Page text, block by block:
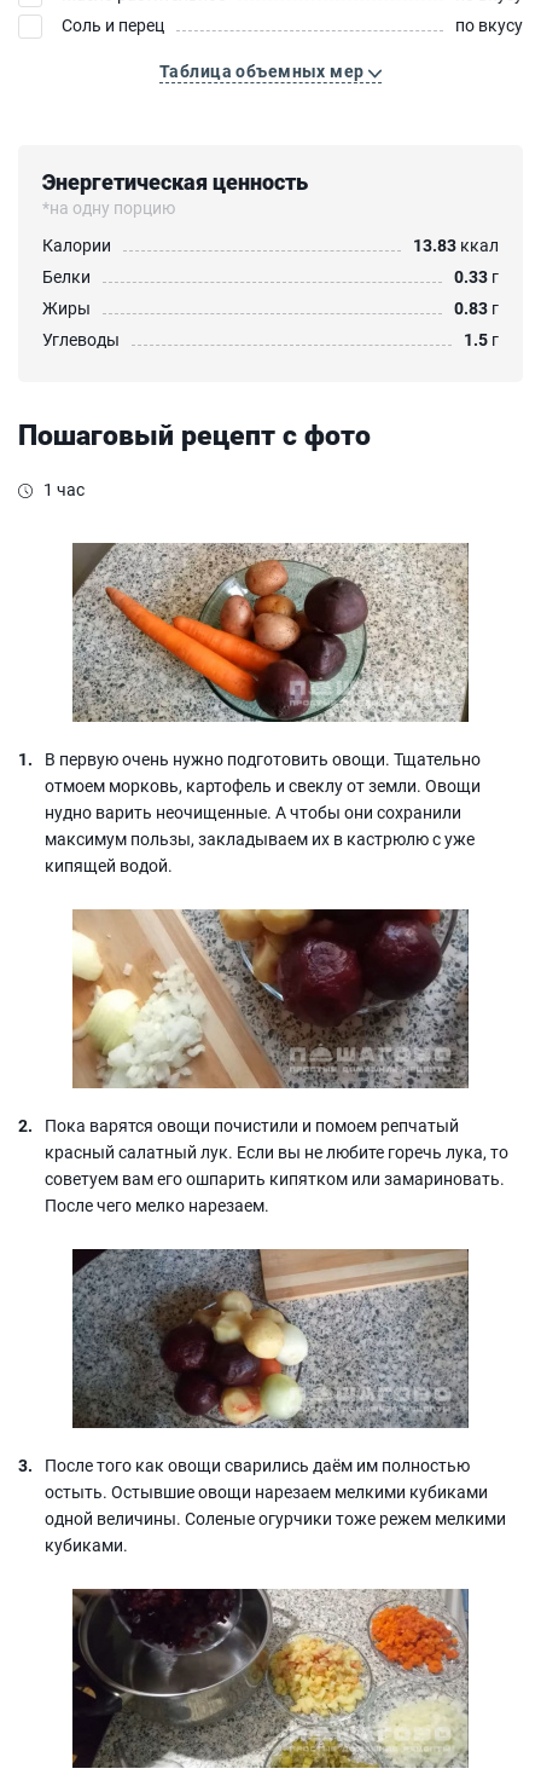
Соль и перец
по вкусу
Таблица объемных мер
Энергетическая ценность
*на одну порцию
Калории
13.83 ккал
Белки
0.33 г
Жиры
0.83 г
Углеводы
1.5 г
Пошаговый рецепт с фото
1 час
В первую очень нужно подготовить овощи. Тщательно
отмоем морковь, картофель и свеклу от земли. Овощи
нудно варить неочищенные. А чтобы они сохранили
максимум пользы, закладываем их в кастрюлю с уже
кипящей водой.
Пока варятся овощи почистили и помоем репчатый
красный салатный лук. Если вы не любите горечь лука, то
советуем вам его ошпарить кипятком или замариновать.
После чего мелко нарезаем.
После того как овощи сварились даём им полностью
остыть. Остывшие овощи нарезаем мелкими кубиками
одной величины. Соленые огурчики тоже режем мелкими
кубиками.